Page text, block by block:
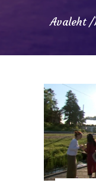
Avaleht